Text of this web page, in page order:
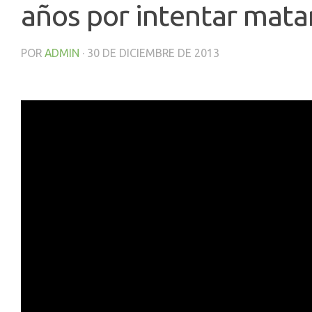
años por intentar
POR ADMIN · 30 DE DICIEMBRE DE 2013